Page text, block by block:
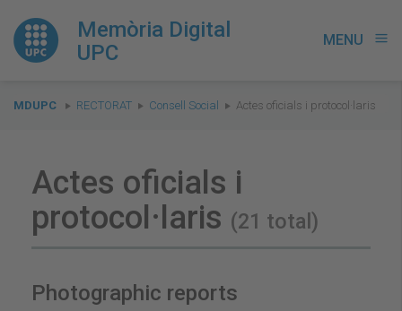
Memòria Digital
UPC
MENU menu
You
MDUPC RECTORAT Consell Social Actes oficials i protocol·laris
Actes oficials i
protocol·laris (21 total)
Photographic reports